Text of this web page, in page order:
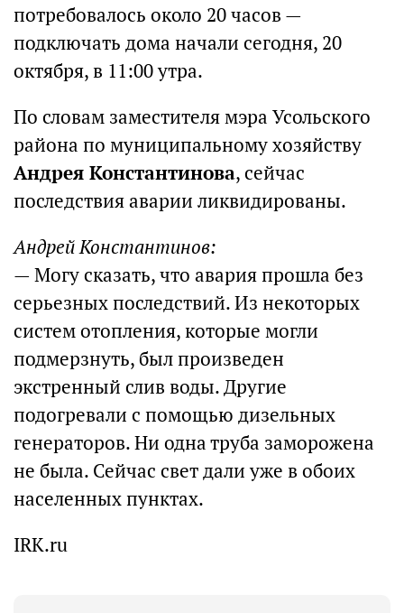
потребовалось около 20 часов —
подключать дома начали сегодня, 20
октября, в 11:00 утра.
По словам заместителя мэра Усольского
района по муниципальному хозяйству
Андрея Константинова, сейчас
последствия аварии ликвидированы.
Андрей Константинов:
— Могу сказать, что авария прошла без
серьезных последствий. Из некоторых
систем отопления, которые могли
подмерзнуть, был произведен
экстренный слив воды. Другие
подогревали с помощью дизельных
генераторов. Ни одна труба заморожена
не была. Сейчас свет дали уже в обоих
населенных пунктах.
IRK.ru